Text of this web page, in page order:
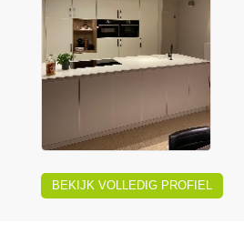
BEKIJK VOLLEDIG PROFIEL